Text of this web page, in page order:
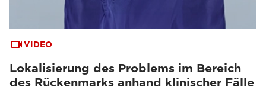
VIDEO
Lokalisierung des Problems im Bereich
des Rückenmarks anhand klinischer Fälle